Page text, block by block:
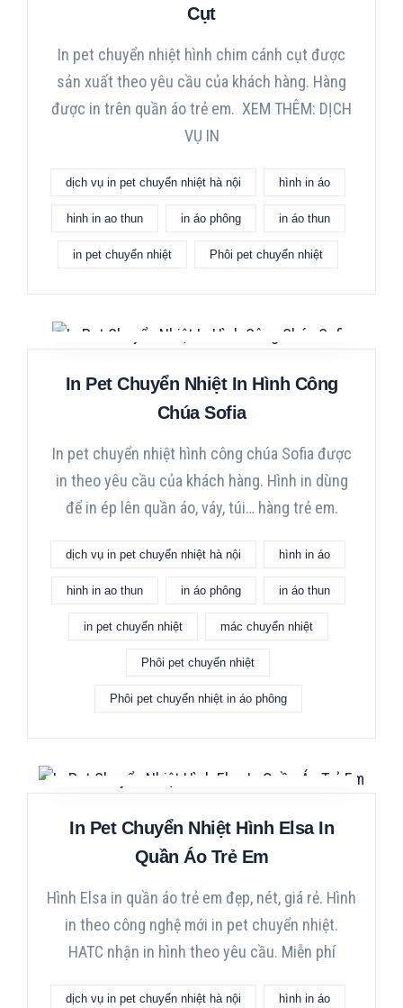
Cụt
In pet chuyển nhiệt hình chim cánh cụt được
sản xuất theo yêu cầu của khách hàng. Hàng
được in trên quần áo trẻ em. XEM THÊM: DỊCH
VỤ IN
dịch vụ in pet chuyển nhiệt hà nội hình in áo
hinh in ao thun in áo phông in áo thun
in pet chuyển nhiệt Phôi pet chuyển nhiệt
In Pet Chuyển Nhiệt In Hình Công
Chúa Sofia
In pet chuyển nhiệt hình công chúa Sofia được
in theo yêu cầu của khách hàng. Hình in dùng
để in ép lên quần áo, váy, túi… hàng trẻ em.
dịch vụ in pet chuyển nhiệt hà nội hình in áo
hinh in ao thun in áo phông in áo thun
in pet chuyển nhiệt mác chuyển nhiệt
Phôi pet chuyển nhiệt
Phôi pet chuyển nhiệt in áo phông
In Pet Chuyển Nhiệt Hình Elsa In
Quần Áo Trẻ Em
Hình Elsa in quần áo trẻ em đẹp, nét, giá rẻ. Hình
in theo công nghệ mới in pet chuyển nhiệt.
HATC nhận in hình theo yêu cầu. Miễn phí
dịch vụ in pet chuyển nhiệt hà nội hình in áo